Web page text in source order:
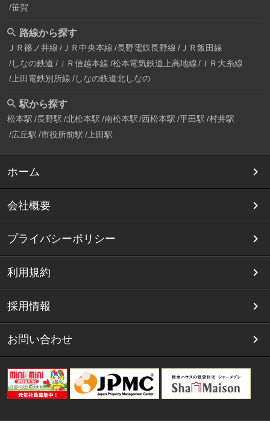
笹賀
路線から探す
ＪＲ篠ノ井線 ＪＲ中央本線 長野電鉄長野線 ＪＲ飯田線
しなの鉄道 ＪＲ信越本線 松本電気鉄道上高地線
ＪＲ大糸線
上田電鉄別所線 しなの鉄道北しなの
駅から探す
松本駅 長野駅 北松本駅 南松本駅 西松本駅 平田駅 村井駅
広丘駅 市役所前駅 上田駅
ホーム
会社概要
プライバシーポリシー
利用規約
採用情報
お問い合わせ